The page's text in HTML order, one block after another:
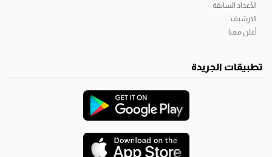
الأعداد السابقة
الارشيف
أعلن معنا
تطبيقات الجريدة